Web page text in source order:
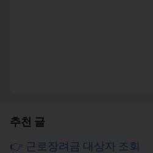
추천 글
👉 근로장려금 대상자 조회